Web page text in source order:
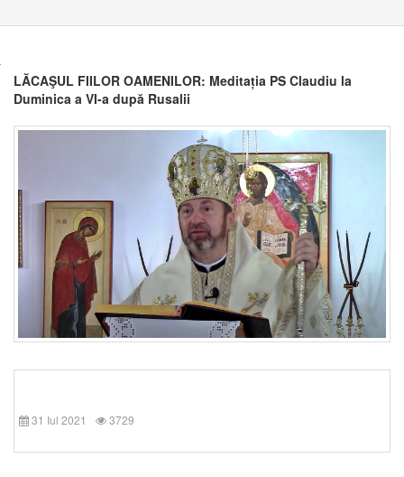
LĂCAŞUL FIILOR OAMENILOR: Meditația PS Claudiu la
Duminica a VI-a după Rusalii
31 Iul 2021 3729